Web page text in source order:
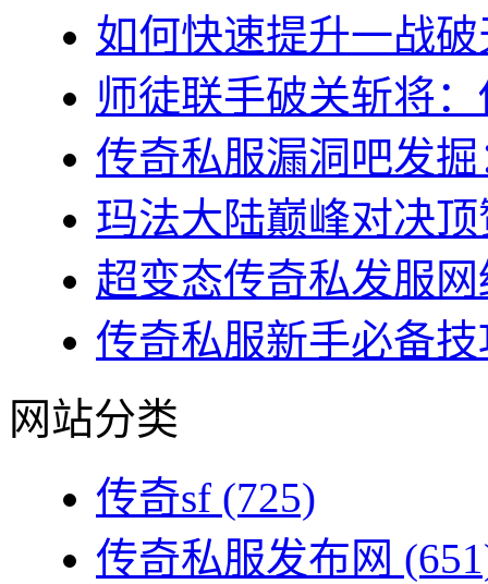
如何快速提升一战
师徒联手破关斩将
传奇私服漏洞吧发
玛法大陆巅峰对决
超变态传奇私发服
传奇私服新手必备
网站分类
传奇sf (725)
传奇私服发布网